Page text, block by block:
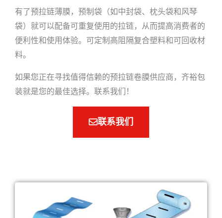
有了预拉链薄膜，预制袋（如中封袋、枕头袋和风琴
袋）就可以配备可重复使用的拉链，从而提高消费者的
便利性和使用体验。可定制高阻隔复合塑料和可回收材
料。
如果您正在寻找值得信赖的预拉链卷膜供应商，齐裕包
装就是您的最佳选择。联系我们！
联系我们